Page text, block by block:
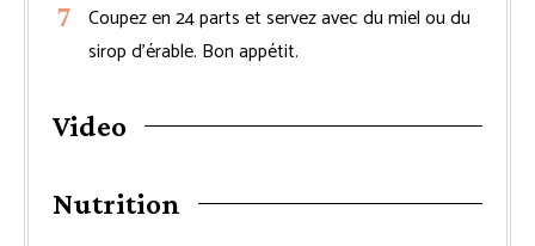
Coupez en 24 parts et servez avec du miel ou du
sirop d’érable. Bon appétit.
Video
Nutrition